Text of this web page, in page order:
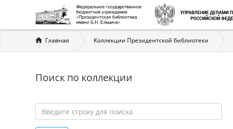
Вы
здесь
Главная Коллекции Президентской библиотеки
Поиск по коллекции